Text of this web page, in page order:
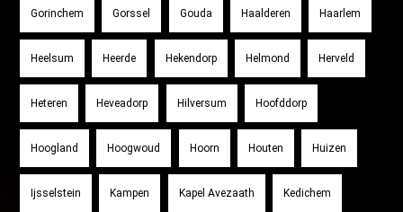
Gorinchem Gorssel Gouda Haalderen Haarlem
Heelsum Heerde Hekendorp Helmond Herveld
Heteren Heveadorp Hilversum Hoofddorp
Hoogland Hoogwoud Hoorn Houten Huizen
Ijsselstein Kampen Kapel Avezaath Kedichem